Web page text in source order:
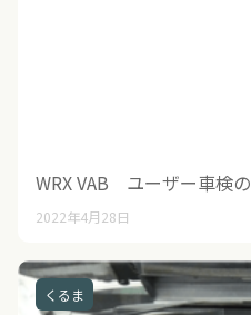
WRX VAB ユーザー車検
2022年4月28日
くるま